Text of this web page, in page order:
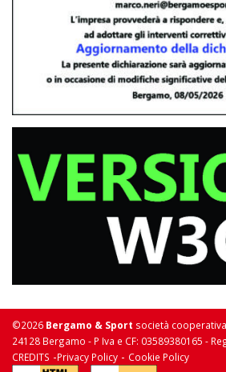
©2026 Bergamo & Sport società
24128 Bergamo - P Iva e CF: 03589380165 -
CREDITS -Privacy Policy - Cookie Policy